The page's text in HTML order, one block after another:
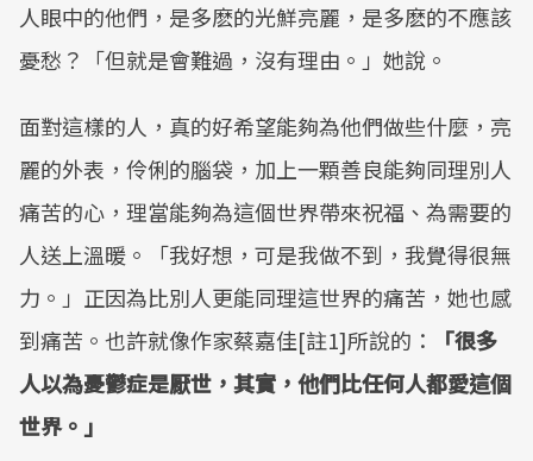
人眼中的他們，是多麽的光鮮亮麗，是多麽的不應該
憂愁？「但就是會難過，沒有理由。」她說。
面對這樣的人，真的好希望能夠為他們做些什麼，亮
麗的外表，伶俐的腦袋，加上一顆善良能夠同理別人
痛苦的心，理當能夠為這個世界帶來祝福、為需要的
人送上溫暖。「我好想，可是我做不到，我覺得很無
力。」正因為比別人更能同理這世界的痛苦，她也感
到痛苦。也許就像作家蔡嘉佳[註1]所說的：
「很多
人以為憂鬱症是厭世，其實，他們比任何人都愛這個
世界。」